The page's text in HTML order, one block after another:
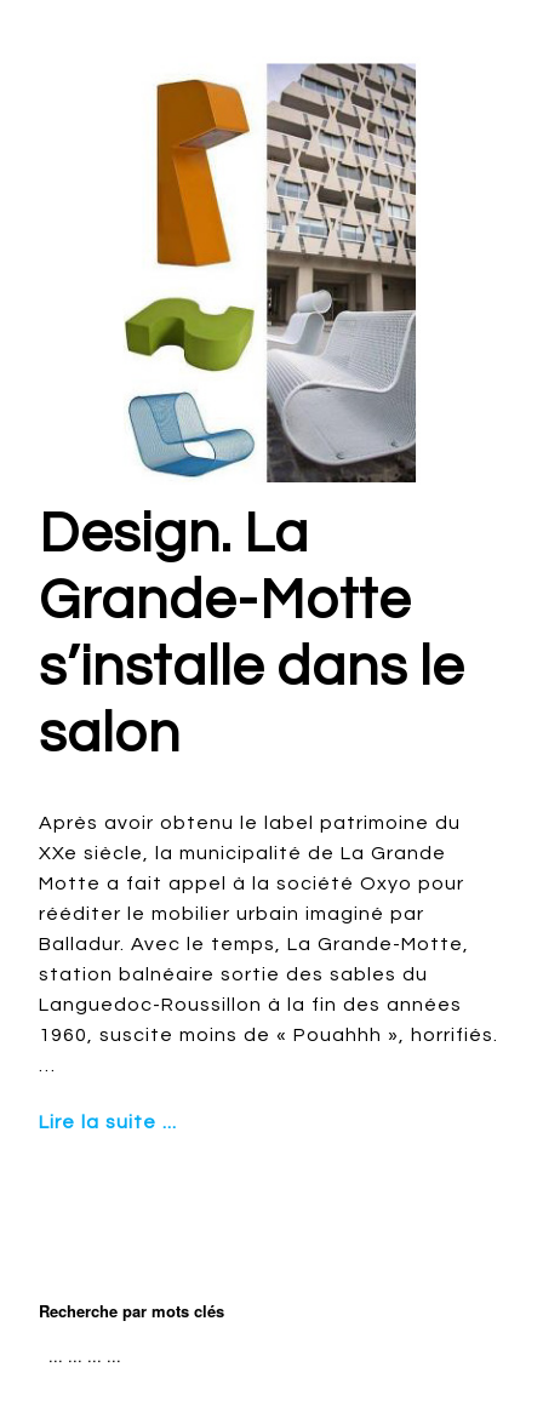
Design. La
Grande-Motte
s’installe dans le
salon
Après avoir obtenu le label patrimoine du
XXe siècle, la municipalité de La Grande
Motte a fait appel à la société Oxyo pour
rééditer le mobilier urbain imaginé par
Balladur. Avec le temps, La Grande-Motte,
station balnéaire sortie des sables du
Languedoc-Roussillon à la fin des années
1960, suscite moins de « Pouahhh », horrifiés.
Lire la suite ...
Recherche par mots clés